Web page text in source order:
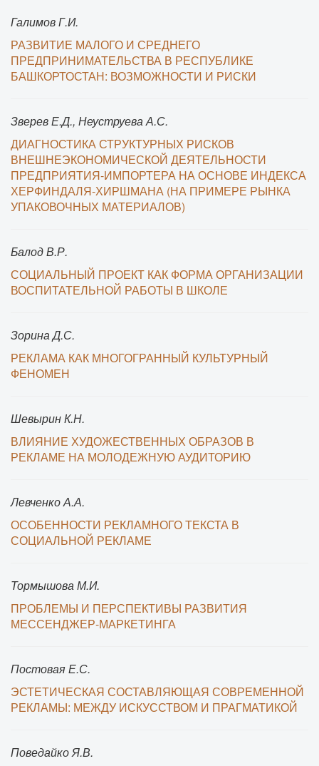
Галимов Г.И.
РАЗВИТИЕ МАЛОГО И СРЕДНЕГО
ПРЕДПРИНИМАТЕЛЬСТВА В РЕСПУБЛИКЕ
БАШКОРТОСТАН: ВОЗМОЖНОСТИ И РИСКИ
Зверев Е.Д., Неуструева А.С.
ДИАГНОСТИКА СТРУКТУРНЫХ РИСКОВ
ВНЕШНЕЭКОНОМИЧЕСКОЙ ДЕЯТЕЛЬНОСТИ
ПРЕДПРИЯТИЯ-ИМПОРТЕРА НА ОСНОВЕ ИНДЕКСА
ХЕРФИНДАЛЯ-ХИРШМАНА (НА ПРИМЕРЕ РЫНКА
УПАКОВОЧНЫХ МАТЕРИАЛОВ)
Балод В.Р.
СОЦИАЛЬНЫЙ ПРОЕКТ КАК ФОРМА ОРГАНИЗАЦИИ
ВОСПИТАТЕЛЬНОЙ РАБОТЫ В ШКОЛЕ
Зорина Д.С.
РЕКЛАМА КАК МНОГОГРАННЫЙ КУЛЬТУРНЫЙ
ФЕНОМЕН
Шевырин К.Н.
ВЛИЯНИЕ ХУДОЖЕСТВЕННЫХ ОБРАЗОВ В
РЕКЛАМЕ НА МОЛОДЕЖНУЮ АУДИТОРИЮ
Левченко А.А.
ОСОБЕННОСТИ РЕКЛАМНОГО ТЕКСТА В
СОЦИАЛЬНОЙ РЕКЛАМЕ
Тормышова М.И.
ПРОБЛЕМЫ И ПЕРСПЕКТИВЫ РАЗВИТИЯ
МЕССЕНДЖЕР-МАРКЕТИНГА
Постовая Е.С.
ЭСТЕТИЧЕСКАЯ СОСТАВЛЯЮЩАЯ СОВРЕМЕННОЙ
РЕКЛАМЫ: МЕЖДУ ИСКУССТВОМ И ПРАГМАТИКОЙ
Поведайко Я.В.